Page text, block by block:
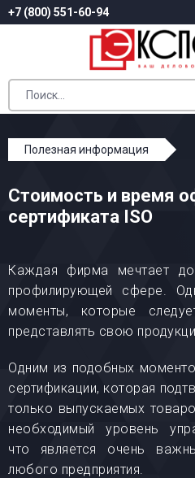
+7 (800) 551-60-94
Полезная информация
Стоимость и время
сертификата ISO
Каждая фирма мечтает
профилирующей сфере.
моменты, которые
представлять свою
Одним из подобных
сертификации, которая
только выпускаемых
необходимый уровень
что является очень
любого предприятия.